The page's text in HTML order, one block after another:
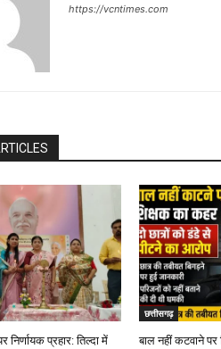
https://vcntimes.com
प्रहार: तिल्दा में
छत्तीसगढ़
बाल नहीं कटवाने पर